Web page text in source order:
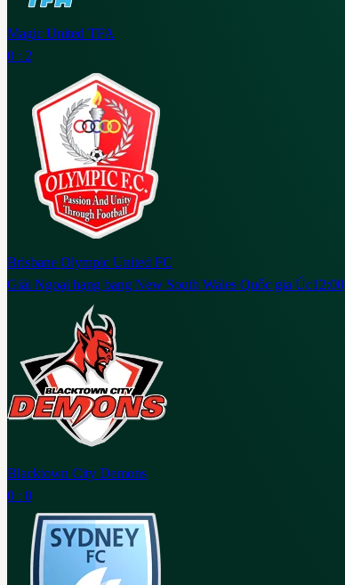
Magic United TFA
0 : 2
Brisbane Olympic United FC
Giải Ngoại hạng bang New South Wales Quốc gia Úc12:00
Blacktown City Demons
0 : 0